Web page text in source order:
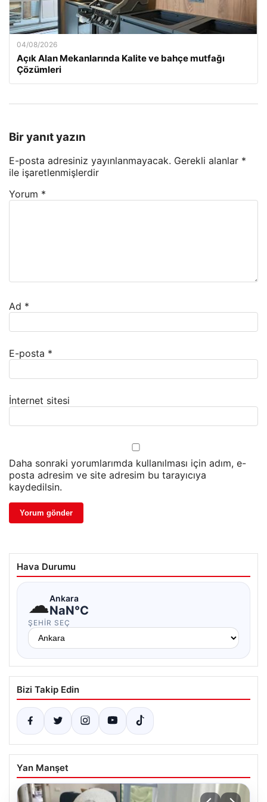
04/08/2026
Açık Alan Mekanlarında Kalite ve bahçe mutfağı
Çözümleri
Bir yanıt yazın
E-posta adresiniz yayınlanmayacak. Gerekli alanlar *
ile işaretlenmişlerdir
Yorum *
Ad *
E-posta *
İnternet sitesi
Daha sonraki yorumlarımda kullanılması için adım, e-
posta adresim ve site adresim bu tarayıcıya
kaydedilsin.
Hava Durumu
☁Ankara
NaN°C
ŞEHIR SEÇ
Bizi Takip Edin
Yan Manşet